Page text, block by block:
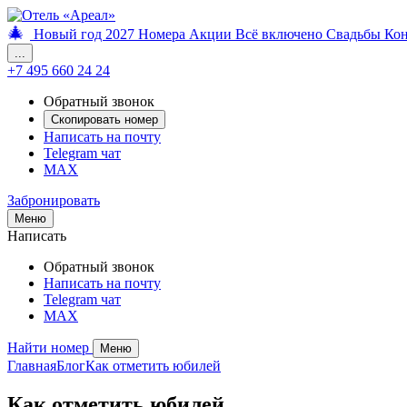
🎄 Новый год 2027 Номера Акции Всё включено Свадьбы
...
+7 495 660 24 24
Обратный звонок
Скопировать номер
Написать на почту
Telegram чат
MAX
Забронировать
Меню
Написать
Обратный звонок
Написать на почту
Telegram чат
MAX
Найти номер Меню
ГлавнаяБлогКак отметить юбилей